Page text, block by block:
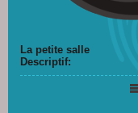
La petite salle
Descriptif: